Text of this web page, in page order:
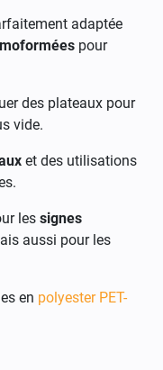
adaptée
pour
des plateaux pour
vide.
et des utilisations
les signes
aussi pour les
en polyester PET-